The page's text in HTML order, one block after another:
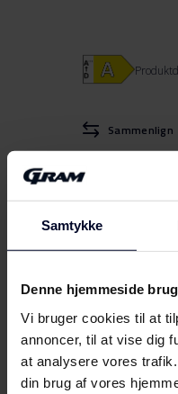
Samtykke
Denne hjemmeside
Vi bruger cookies til at
annoncer, til at vise dig
at analysere vores
din brug af vores
Sammenlign